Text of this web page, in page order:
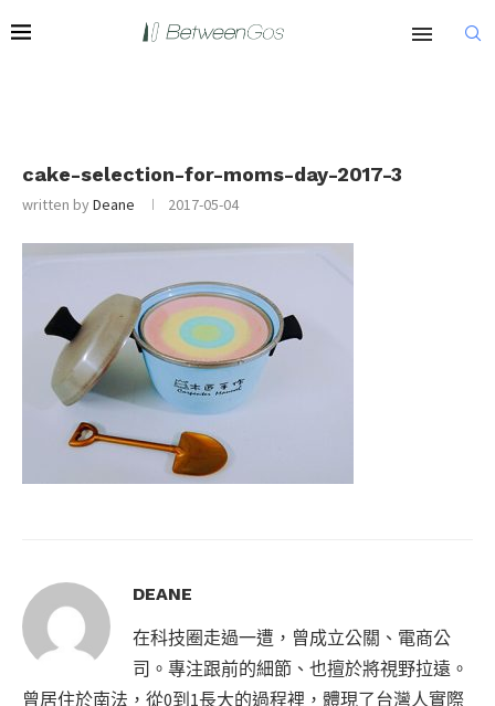
cake-selection-for-moms-day-2017-3
written byDeane 2017-05-04
DEANE
在科技圈走過一遭，曾成立公關、電商公
司。專注跟前的細節、也擅於將視野拉遠。
曾居住於南法，從0到1長大的過程裡，體現了台灣人實際